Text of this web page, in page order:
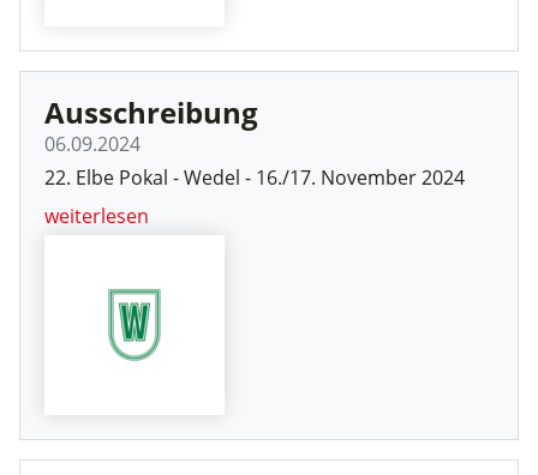
Ausschreibung
06.09.2024
22. Elbe Pokal - Wedel - 16./17. November 2024
weiterlesen